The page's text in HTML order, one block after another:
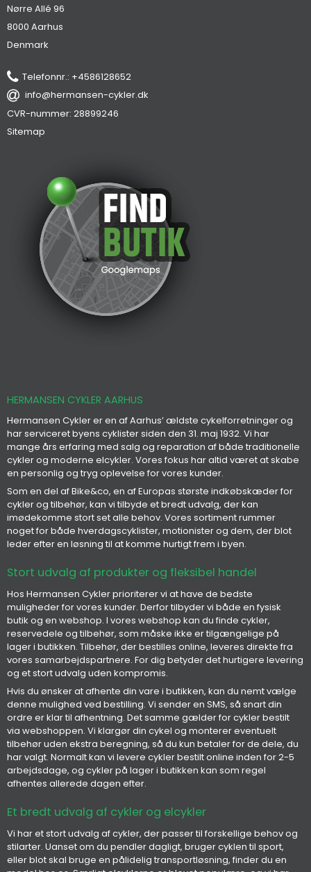
Nørre Allé 96
8000 Aarhus
Denmark
Telefonnr.: +4586128652
info@hermansen-cykler.dk
CVR-nummer: 28899246
Sitemap
HERMANSEN CYKLER AARHUS
Hermansen Cykler er en af Aarhus’ ældste cykelforretninger og
har serviceret byens cyklister siden den 31. maj 1932. Vi har
mange års erfaring med salg og reparation af både traditionelle
cykler og moderne elcykler. Vores fokus har altid været at skabe
en personlig og tryg oplevelse for vores kunder.
Som en del af Bike&co, en af Europas største indkøbskæder for
cykler og tilbehør, kan vi tilbyde et bredt udvalg, der kan
imødekomme stort set alle behov. Vores sortiment rummer
noget for både hverdagscyklister, motionister og dem, der blot
leder efter en løsning til at komme hurtigt frem i byen.
Stort udvalg af produkter og fleksibel handel
Hos Hermansen Cykler prioriterer vi at have de bedste
muligheder for vores kunder. Derfor tilbyder vi både en fysisk
butik og en webshop. I vores webshop kan du finde cykler,
reservedele og tilbehør, som måske ikke er tilgængelige på
lager i butikken. Tilbehør, der bestilles online, leveres direkte fra
vores samarbejdspartnere. For dig betyder det hurtigere levering
og et stort udvalg uden kompromis.
Hvis du ønsker at afhente din vare i butikken, kan du nemt vælge
denne mulighed ved bestilling. Vi sender en SMS, så snart din
ordre er klar til afhentning. Det samme gælder for cykler bestilt
via webshoppen. Vi klargør din cykel og monterer eventuelt
tilbehør uden ekstra beregning, så du kun betaler for de dele, du
har valgt. Normalt kan vi levere cykler bestilt online inden for 2-5
arbejdsdage, og cykler på lager i butikken kan som regel
afhentes allerede dagen efter.
Et bredt udvalg af cykler og elcykler
Vi har et stort udvalg af cykler, der passer til forskellige behov og
stilarter. Uanset om du pendler dagligt, bruger cyklen til sport,
eller blot skal bruge en pålidelig transportløsning, finder du en